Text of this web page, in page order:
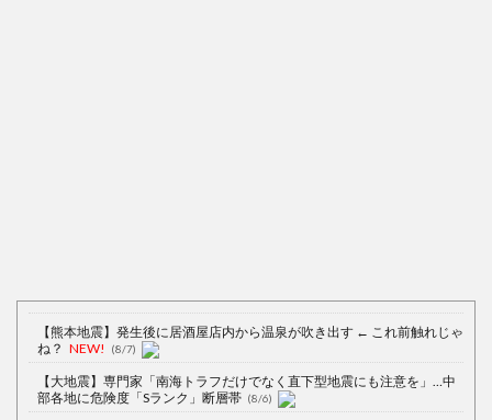
【熊本地震】発生後に居酒屋店内から温泉が吹き出す ← これ前触れじゃ
ね？ NEW! (8/7)
【大地震】専門家「南海トラフだけでなく直下型地震にも注意を」…中
部各地に危険度「Sランク」断層帯 (8/6)